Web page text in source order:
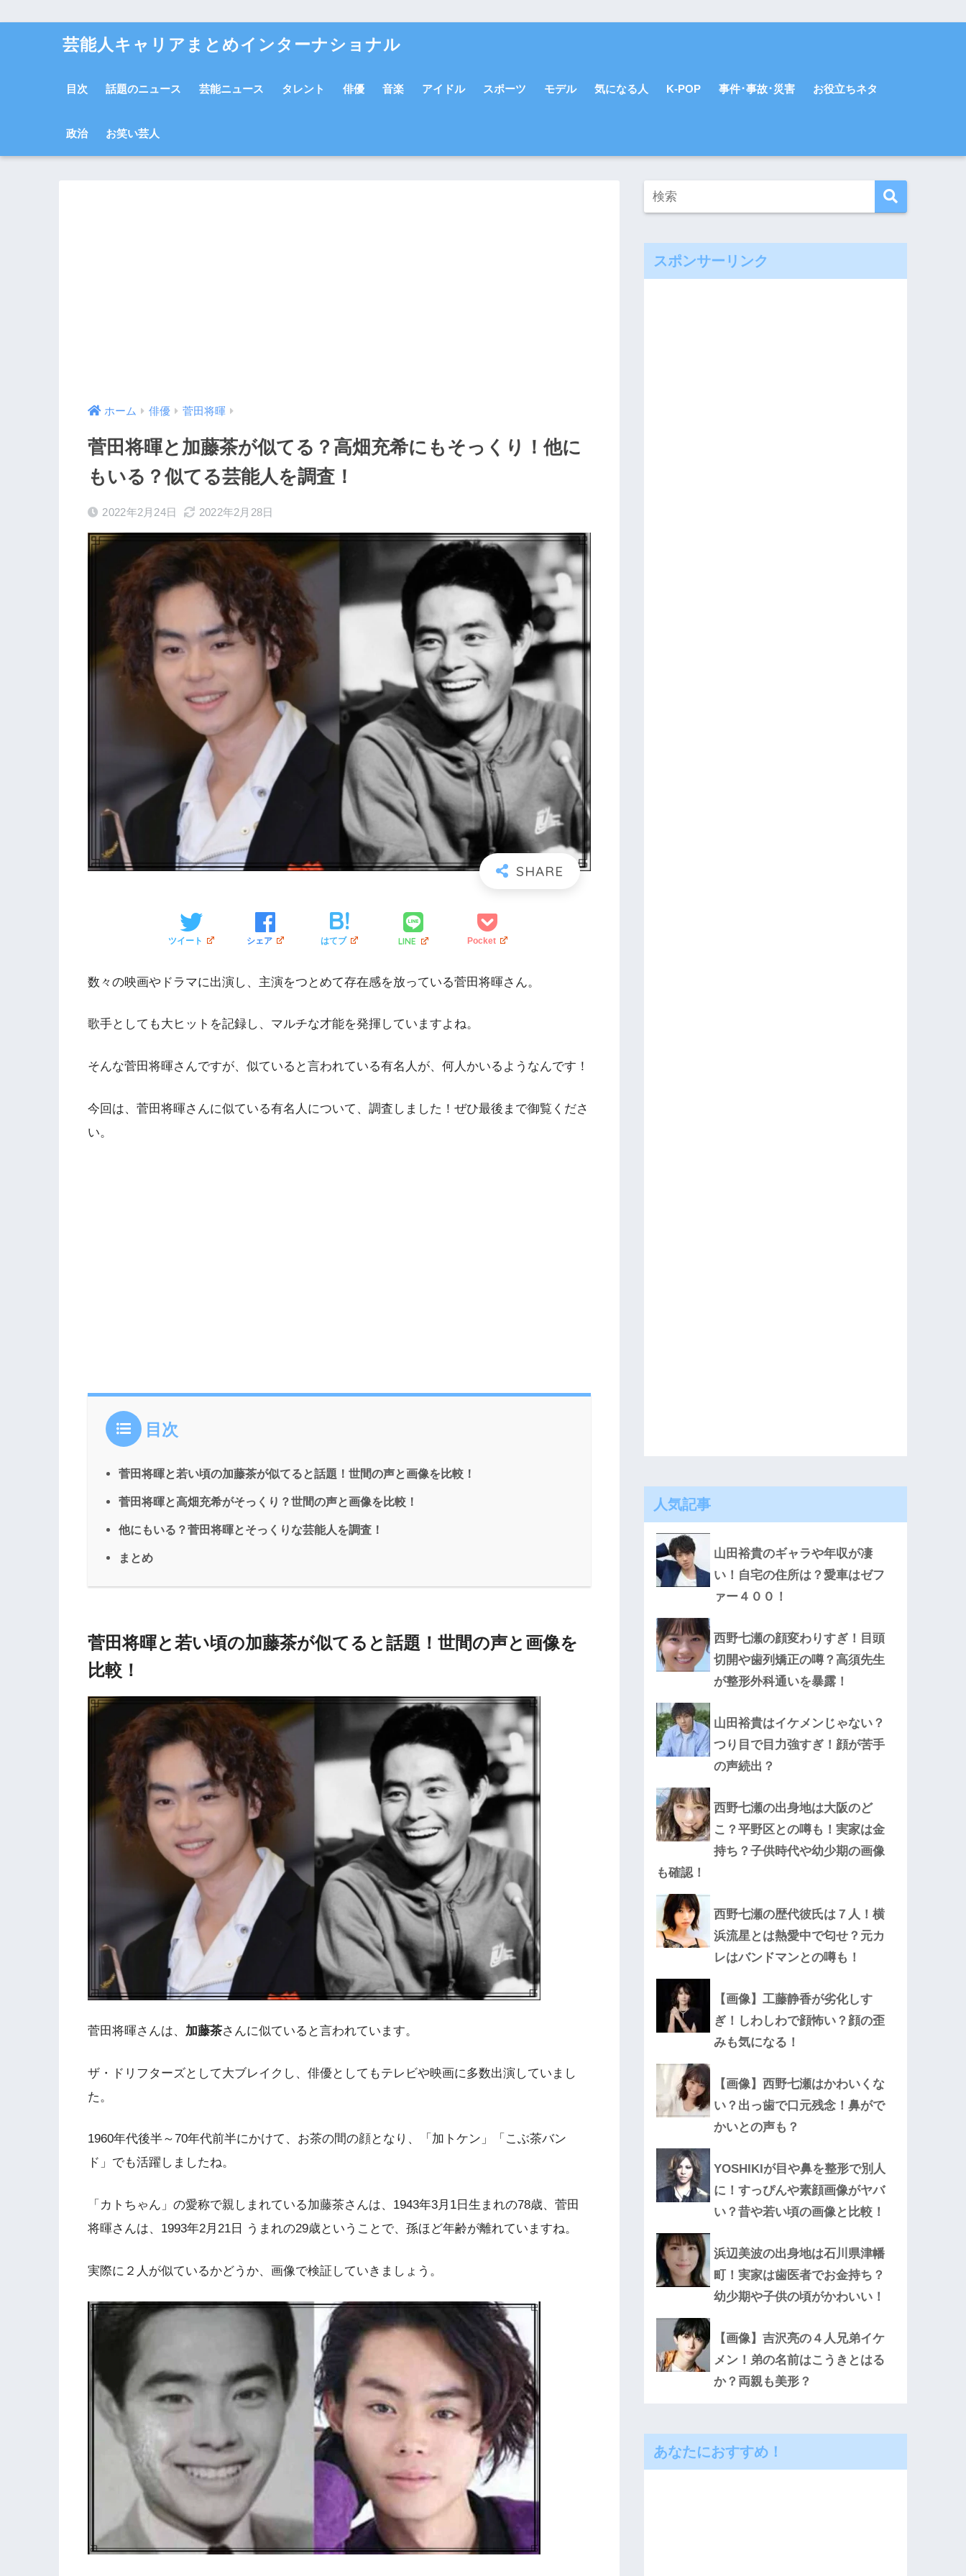
芸能人キャリアまとめインターナショナル
目次 話題のニュース 芸能ニュース タレント 俳優 音楽 アイドル スポーツ モデル 気になる人 K-POP 事件･事故･災害 お役立ちネタ
政治 お笑い芸人
ホーム 俳優 菅田将暉
菅田将暉と加藤茶が似てる？高畑充希にもそっくり！他に
もいる？似てる芸能人を調査！
2022年2月24日 2022年2月28日
ツイート シェア はてブ LINE Pocket
数々の映画やドラマに出演し、主演をつとめて存在感を放っている菅田将暉さん。
歌手としても大ヒットを記録し、マルチな才能を発揮していますよね。
そんな菅田将暉さんですが、似ていると言われている有名人が、何人かいるようなんです！
今回は、菅田将暉さんに似ている有名人について、調査しました！ぜひ最後まで御覧くださ
い。
目次
菅田将暉と若い頃の加藤茶が似てると話題！世間の声と画像を比較！
菅田将暉と高畑充希がそっくり？世間の声と画像を比較！
他にもいる？菅田将暉とそっくりな芸能人を調査！
まとめ
菅田将暉と若い頃の加藤茶が似てると話題！世間の声と画像を
比較！
菅田将暉さんは、 加藤茶さんに似ていると言われています。
ザ・ドリフターズとして大ブレイクし、俳優としてもテレビや映画に多数出演していまし
た。
1960年代後半～70年代前半にかけて、お茶の間の顔となり、「加トケン」「こぶ茶バン
ド」でも活躍しましたね。
「カトちゃん」の愛称で親しまれている加藤茶さんは、1943年3月1日生まれの78歳、菅田
将暉さんは、1993年2月21日 うまれの29歳ということで、孫ほど年齢が離れていますね。
実際に２人が似ているかどうか、画像で検証していきましょう。
スポンサーリンク
人気記事
山田裕貴のギャラや年収が凄
い！自宅の住所は？愛車はゼフ
ァー４００！
西野七瀬の顔変わりすぎ！目頭
切開や歯列矯正の噂？高須先生
が整形外科通いを暴露！
山田裕貴はイケメンじゃない？
つり目で目力強すぎ！顔が苦手
の声続出？
西野七瀬の出身地は大阪のど
こ？平野区との噂も！実家は金
持ち？子供時代や幼少期の画像
も確認！
西野七瀬の歴代彼氏は７人！横
浜流星とは熱愛中で匂せ？元カ
レはバンドマンとの噂も！
【画像】工藤静香が劣化しす
ぎ！しわしわで顔怖い？顔の歪
みも気になる！
【画像】西野七瀬はかわいくな
い？出っ歯で口元残念！鼻がで
かいとの声も？
YOSHIKIが目や鼻を整形で別人
に！すっぴんや素顔画像がヤバ
い？昔や若い頃の画像と比較！
浜辺美波の出身地は石川県津幡
町！実家は歯医者でお金持ち？
幼少期や子供の頃がかわいい！
【画像】吉沢亮の４人兄弟イケ
メン！弟の名前はこうきとはる
か？両親も美形？
あなたにおすすめ！